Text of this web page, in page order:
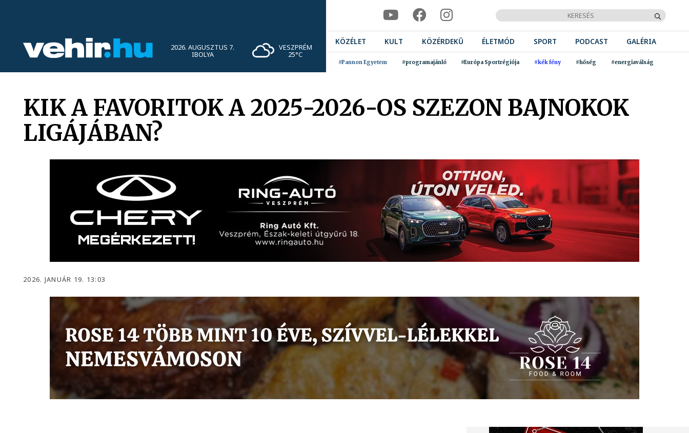
2026. AUGUSZTUS 7.
IBOLYA
VESZPRÉM
25°C
KÖZÉLET KULT KÖZÉRDEKŰ ÉLETMÓD SPORT PODCAST GALÉRIA
#Pannon Egyetem #programajánló #Európa Sportrégiója #kék fény #hőség #energiaválság
KIK A FAVORITOK A 2025-2026-OS SZEZON BAJNOKOK
LIGÁJÁBAN?
2026. JANUÁR 19. 13:03